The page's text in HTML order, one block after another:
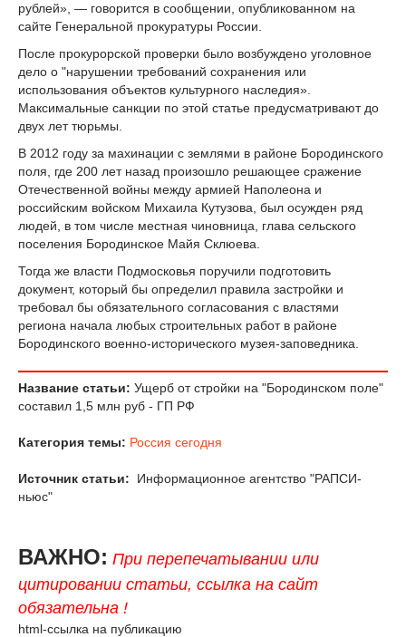
рублей», — говорится в сообщении, опубликованном на
сайте Генеральной прокуратуры России.
После прокурорской проверки было возбуждено уголовное
дело о "нарушении требований сохранения или
использования объектов культурного наследия».
Максимальные санкции по этой статье предусматривают до
двух лет тюрьмы.
В 2012 году за махинации с землями в районе Бородинского
поля, где 200 лет назад произошло решающее сражение
Отечественной войны между армией Наполеона и
российским войском Михаила Кутузова, был осужден ряд
людей, в том числе местная чиновница, глава сельского
поселения Бородинское Майя Склюева.
Тогда же власти Подмосковья поручили подготовить
документ, который бы определил правила застройки и
требовал бы обязательного согласования с властями
региона начала любых строительных работ в районе
Бородинского военно-исторического музея-заповедника.
Название статьи: Ущерб от стройки на "Бородинском поле"
составил 1,5 млн руб - ГП РФ
Категория темы: Россия сегодня
Источник статьи:
Информационное агентство "РАПСИ-
ньюс"
ВАЖНО: При перепечатывании или
цитировании статьи, ссылка на сайт
обязательна !
html-ссылка на публикацию